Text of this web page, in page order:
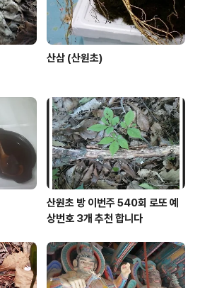
산삼 (산원초)
산원초 방 이번주 540회 로또 예
상번호 3개 추천 합니다